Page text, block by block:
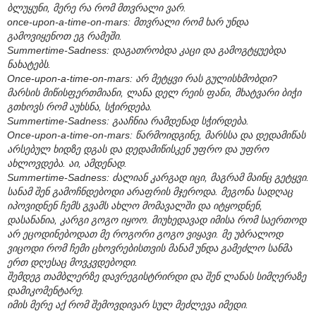
ბლუყუნი, მერე რა რომ მთვრალი ვარ.
once-upon-a-time-on-mars: მთვრალი რომ ხარ უნდა
გამოვიყენოთ ეგ რამეში.
Summertime-Sadness: დაგათრობდა კაცი და გამოგტყუებდა
ნახატებს.
Once-upon-a-time-on-mars: არ მეტყვი რას გულისხმობდი?
მარსის მიწისფერთმიანი, ლანა დელ რეის ფანი, მხატვარი ბიჭი
გთხოვს რომ აუხსნა, სჭირდება.
Summertime-Sadness: გააჩნია რამდენად სჭირდება.
Once-upon-a-time-on-mars: წარმოიდგინე, მარსსა და დედამიწას
არსებულ ხიდზე დგას და დედამიწისკენ უფრო და უფრო
ახლოვდება. აი, ამდენად.
Summertime-Sadness: ძალიან კარგად იცი, მაგრამ მაინც გეტყვი.
სანამ შენ გამოჩნდებოდი არაფრის მჯეროდა. მეგონა სადღაც
იპოვიდნენ ჩემს გვამს ახლო მომავალში და იტყოდნენ,
დასანანია, კარგი გოგო იყოო. მიუხედავად იმისა რომ საერთოდ
არ ეცოდინებოდათ მე როგორი გოგო ვიყავი. მე უბრალოდ
ვიცოდი რომ ჩემი ცხოვრებისთვის მანამ უნდა გამეძლო სანმა
ერთ დღესაც მოვკვდებოდი.
შემდეგ თამბლერზე დავრეგისტრირდი და შენ ლანას სიმღერაზე
დამიკომენტარე.
იმის მერე აქ რომ შემოვდივარ სულ მეძლევა იმედი.